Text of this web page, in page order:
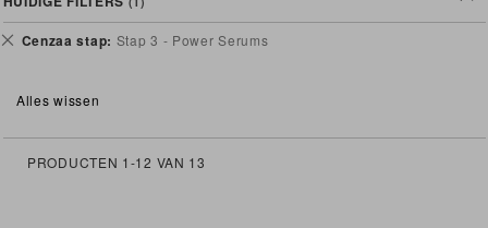
PRODUCTEN 1 -12 VAN 13
Cenzaa stap Stap 3 - Power Serums
Verwijder
Alles wissen